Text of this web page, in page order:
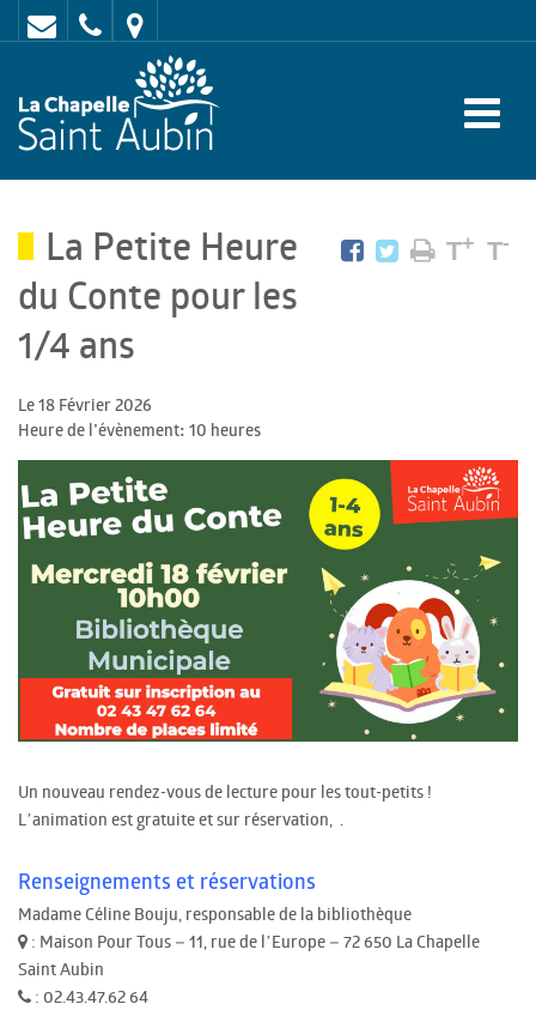
Contact
02
47
62
:
rue
de
-
650
AUBIN
La Petite Heure
du Conte pour les
1/4 ans
T+ T-
Le 18 Février 2026
Heure de l'évènement: 10 heures
Un nouveau rendez-vous de lecture pour les tout-petits !
L’animation est gratuite et sur réservation, .
Renseignements et réservations
Madame Céline Bouju, responsable de la bibliothèque
: Maison Pour Tous – 11, rue de l’Europe – 72 650 La Chapelle
Saint Aubin
: 02.43.47.62 64